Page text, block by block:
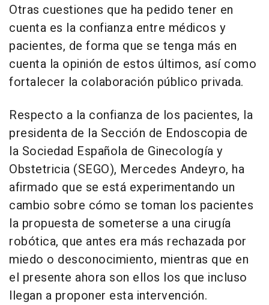
Otras cuestiones que ha pedido tener en
cuenta es la confianza entre médicos y
pacientes, de forma que se tenga más en
cuenta la opinión de estos últimos, así como
fortalecer la colaboración público privada.
Respecto a la confianza de los pacientes, la
presidenta de la Sección de Endoscopia de
la Sociedad Española de Ginecología y
Obstetricia (SEGO), Mercedes Andeyro, ha
afirmado que se está experimentando un
cambio sobre cómo se toman los pacientes
la propuesta de someterse a una cirugía
robótica, que antes era más rechazada por
miedo o desconocimiento, mientras que en
el presente ahora son ellos los que incluso
llegan a proponer esta intervención.